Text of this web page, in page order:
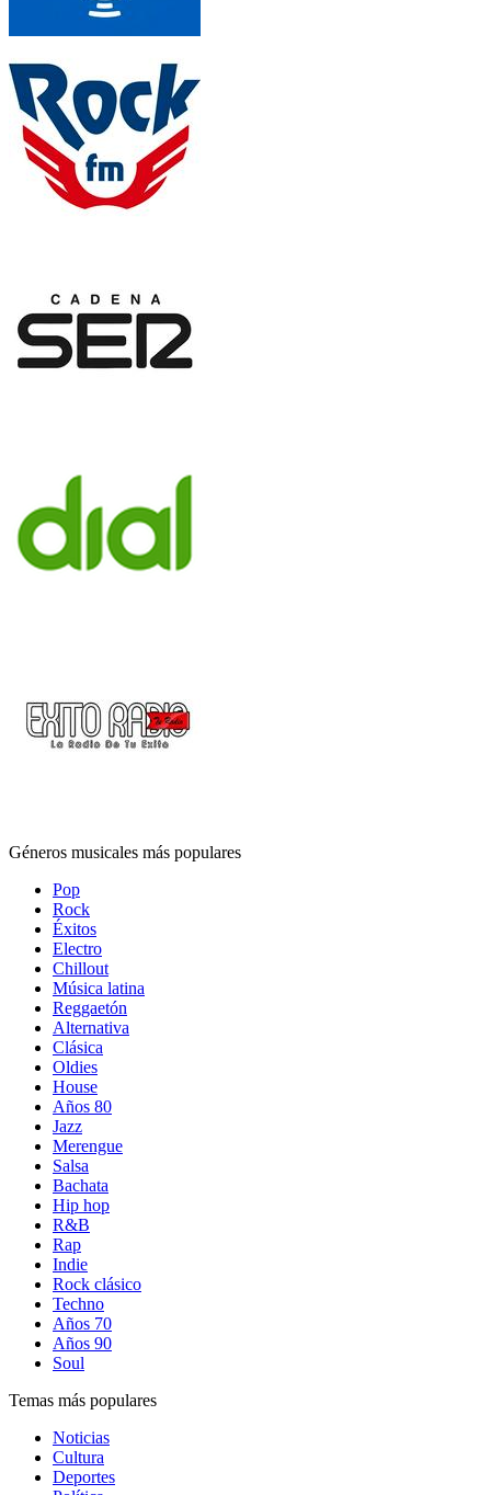
Géneros musicales más populares
Pop
Rock
Éxitos
Electro
Chillout
Música latina
Reggaetón
Alternativa
Clásica
Oldies
House
Años 80
Jazz
Merengue
Salsa
Bachata
Hip hop
R&B
Rap
Indie
Rock clásico
Techno
Años 70
Años 90
Soul
Temas más populares
Noticias
Cultura
Deportes